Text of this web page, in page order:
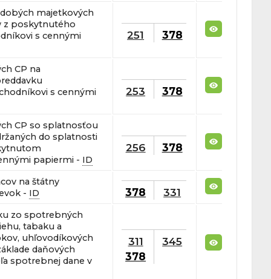
majetkových
z poskytnutého
s cennými
251 378
CP na
s cennými
253 378
CP so splatnosťou
do splatnosti
papiermi - ID
256 378
na štátny
- ID 378 331
zo spotrebných
tabaku a
uhľovodíkových
daňových
spotrebnej dane v
311
378
345